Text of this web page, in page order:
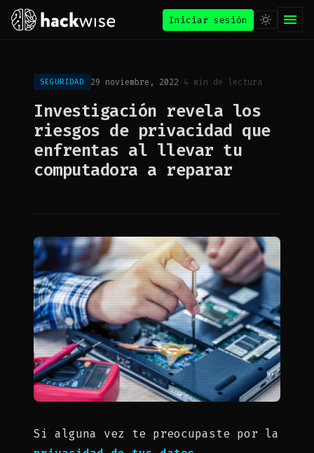
Iniciar sesión
SEGURIDAD 29 noviembre, 2022 ·4 min de lectura
Investigación revela los
riesgos de privacidad que
enfrentas al llevar tu
computadora a reparar
Si alguna vez te preocupaste por la